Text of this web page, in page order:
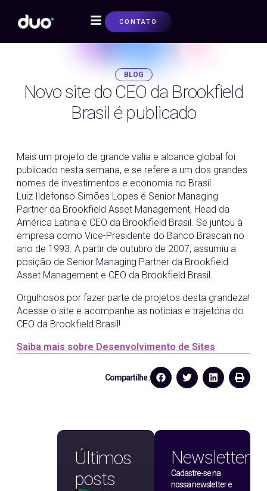
CONTATO
BLOG
Novo site do CEO da Brookfield
Brasil é publicado
Mais um projeto de grande valia e alcance global foi
publicado nesta semana, e se refere a um dos grandes
nomes de investimentos e economia no Brasil.
Luiz Ildefonso Simões Lopes é Senior Managing
Partner da Brookfield Asset Management, Head da
América Latina e CEO da Brookfield Brasil. Se juntou à
empresa como Vice-Presidente do Banco Brascan no
ano de 1993. A partir de outubro de 2007, assumiu a
posição de Senior Managing Partner da Brookfield
Asset Management e CEO da Brookfield Brasil.
Orgulhosos por fazer parte de projetos desta grandeza!
Acesse o site e acompanhe as notícias e trajetória do
CEO da Brookfield Brasil!
Saiba mais sobre Desenvolvimento de Sites
Compartilhe :
Newsletter
Cadastre-se na
nossa newsletter e
Últimos
posts